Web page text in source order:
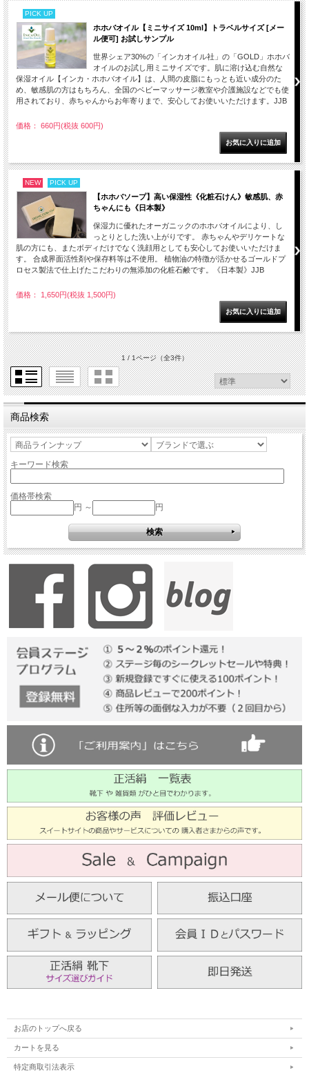
PICK UP
ホホバオイル【ミニサイズ 10ml】トラベルサイズ [メー
ル便可] お試しサンプル
世界シェア30%の「インカオイル社」の「GOLD」ホホバ
オイルのお試し用ミニサイズです。肌に溶け込む自然な
保湿オイル【インカ・ホホバオイル】は、人間の皮脂にもっとも近い成分のた
め、敏感肌の方はもちろん、全国のベビーマッサージ教室や介護施設などでも使
用されており、赤ちゃんからお年寄りまで、安心してお使いいただけます。JJB
価格： 660円(税抜 600円)
NEW PICK UP
【ホホバソープ】高い保湿性《化粧石けん》敏感肌、赤
ちゃんにも《日本製》
保湿力に優れたオーガニックのホホバオイルにより、し
っとりとした洗い上がりです。 赤ちゃんやデリケートな
肌の方にも、またボディだけでなく洗顔用としても安心してお使いいただけま
す。 合成界面活性剤や保存料等は不使用。 植物油の特徴が活かせるゴールドプ
ロセス製法で仕上げたこだわりの無添加の化粧石鹸です。《日本製》JJB
価格： 1,650円(税抜 1,500円)
1 / 1ページ（全3件）
商品検索
キーワード検索
価格帯検索
円 ～
円
お店のトップへ戻る
カートを見る
特定商取引法表示